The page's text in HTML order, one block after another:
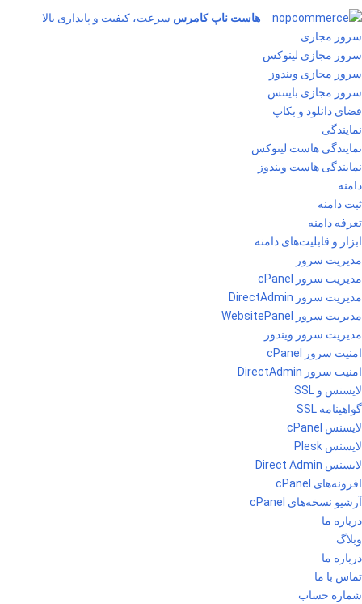
هاست ناپ کامرس سرعت، کیفیت و پایداری بالا
سرور مجازی
سرور مجازی لینوکس
سرور مجازی ویندوز
سرور مجازی بایننس
فضای دانلود و بکاپ
نمایندگی
نمایندگی هاست لینوکس
نمایندگی هاست ویندوز
دامنه
ثبت دامنه
تعرفه دامنه
ابزار و قابلیت‌های دامنه
مدیریت سرور
مدیریت سرور cPanel
مدیریت سرور DirectAdmin
مدیریت سرور WebsitePanel
مدیریت سرور ویندوز
امنیت سرور cPanel
امنیت سرور DirectAdmin
لایسنس و SSL
گواهینامه SSL
لایسنس cPanel
لایسنس Plesk
لایسنس Direct Admin
افزونه‌های cPanel
آرشیو نسخه‌های cPanel
درباره ما
وبلاگ
درباره ما
تماس با ما
شماره حساب